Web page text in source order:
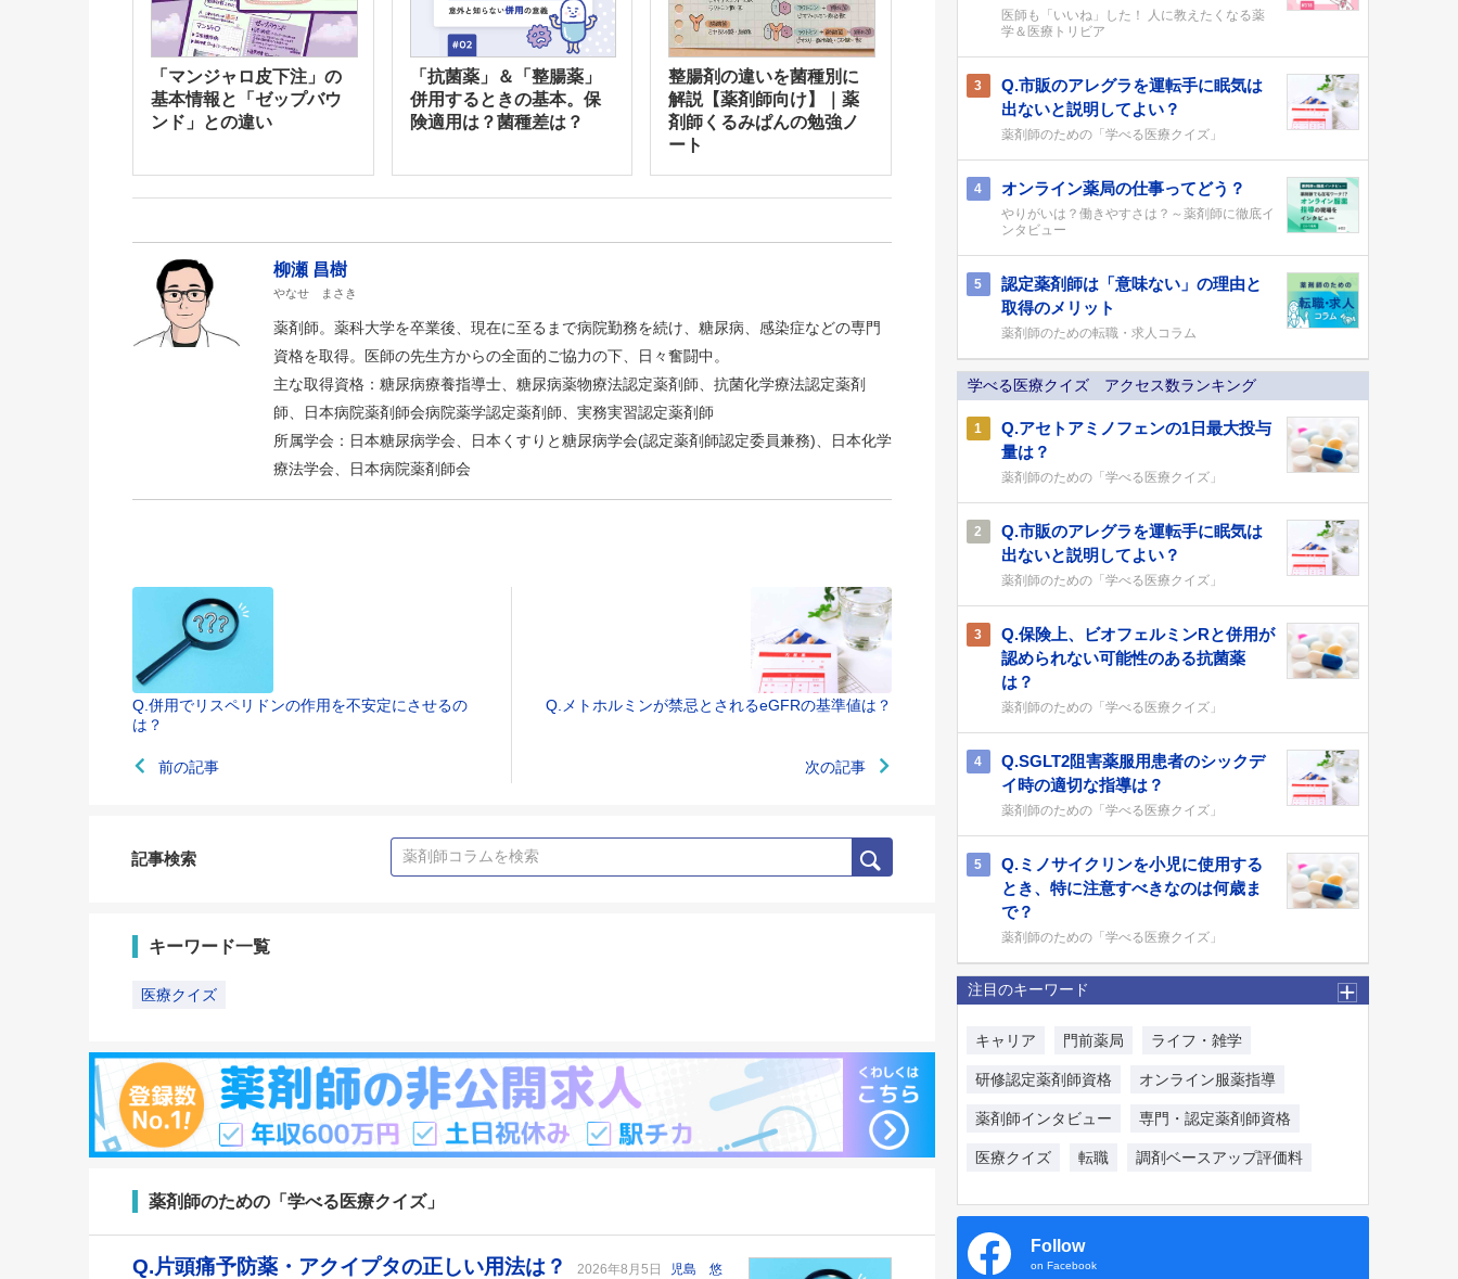
「マンジャロ皮下注」の
基本情報と「ゼップバウ
ンド」との違い
「抗菌薬」＆「整腸薬」
併用するときの基本。保
険適用は？菌種差は？
整腸剤の違いを菌種別に
解説【薬剤師向け】｜薬
剤師くるみぱんの勉強ノ
ート
柳瀬 昌樹
やなせ まさき
薬剤師。薬科大学を卒業後、現在に至るまで病院勤務を続け、糖尿病、感染症などの専門
資格を取得。医師の先生方からの全面的ご協力の下、日々奮闘中。
主な取得資格：糖尿病療養指導士、糖尿病薬物療法認定薬剤師、抗菌化学療法認定薬剤
師、日本病院薬剤師会病院薬学認定薬剤師、実務実習認定薬剤師
所属学会：日本糖尿病学会、日本くすりと糖尿病学会(認定薬剤師認定委員兼務)、日本化学
療法学会、日本病院薬剤師会
Q.併用でリスペリドンの作用を不安定にさせるの
は？
前の記事
Q.メトホルミンが禁忌とされるeGFRの基準値は？
次の記事
記事検索
キーワード一覧
医療クイズ
薬剤師のための「学べる医療クイズ」
Q.片頭痛予防薬・アクイプタの正しい用法は？ 2026年8月5日
児島 悠
医師も「いいね」した！ 人に教えたくなる薬
学＆医療トリビア
3
Q.市販のアレグラを運転手に眠気は
出ないと説明してよい？
薬剤師のための「学べる医療クイズ」
4 オンライン薬局の仕事ってどう？
やりがいは？働きやすさは？～薬剤師に徹底イ
ンタビュー
5
認定薬剤師は「意味ない」の理由と
取得のメリット
薬剤師のための転職・求人コラム
学べる医療クイズ アクセス数ランキング
1
Q.アセトアミノフェンの1日最大投与
量は？
薬剤師のための「学べる医療クイズ」
2
Q.市販のアレグラを運転手に眠気は
出ないと説明してよい？
薬剤師のための「学べる医療クイズ」
3
Q.保険上、ビオフェルミンRと併用が
認められない可能性のある抗菌薬
は？
薬剤師のための「学べる医療クイズ」
4
Q.SGLT2阻害薬服用患者のシックデ
イ時の適切な指導は？
薬剤師のための「学べる医療クイズ」
5
Q.ミノサイクリンを小児に使用する
とき、特に注意すべきなのは何歳ま
で？
薬剤師のための「学べる医療クイズ」
注目のキーワード
キャリア 門前薬局 ライフ・雑学
研修認定薬剤師資格 オンライン服薬指導
薬剤師インタビュー 専門・認定薬剤師資格
医療クイズ 転職 調剤ベースアップ評価料
Follow
on Facebook